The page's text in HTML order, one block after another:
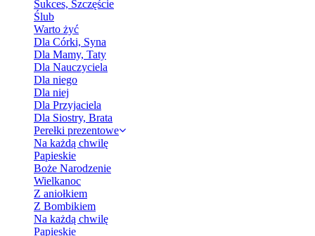
Sukces, Szczęście
Ślub
Warto żyć
Dla Córki, Syna
Dla Mamy, Taty
Dla Nauczyciela
Dla niego
Dla niej
Dla Przyjaciela
Dla Siostry, Brata
Perełki prezentowe
Na każdą chwilę
Papieskie
Boże Narodzenie
Wielkanoc
Z aniołkiem
Z Bombikiem
Na każdą chwilę
Papieskie